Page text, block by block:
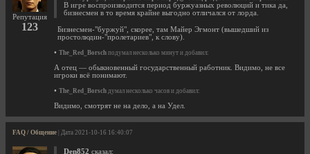
Репутация
123
В игре воспроизводится период буржуазных революций и тика да,
бизнесмен в то время крайне выгодно отличался от лорда.
Бизнесмен-"буржуй", скорее, там Майер Эгмонт (вышедший из
простолюдин-"пролетариев", к слову).
• The_Red_Borsch подумал несколько минут и добавил:
А отец — обыкновенный государственный работник. Видимо, не все
игроки всё понимают.
• The_Red_Borsch думал несколько часов и добавил:
Видимо, смотрят не на дело, а на Удел.
FAQ / Общение | Дата 2021-10-16 16:40:07
Den852 сказал: